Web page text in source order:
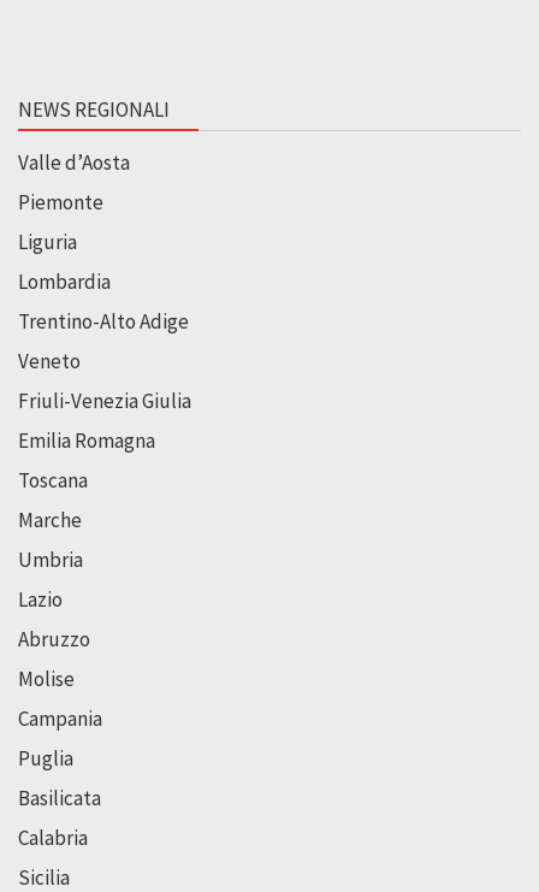
NEWS REGIONALI
Valle d’Aosta
Piemonte
Liguria
Lombardia
Trentino-Alto Adige
Veneto
Friuli-Venezia Giulia
Emilia Romagna
Toscana
Marche
Umbria
Lazio
Abruzzo
Molise
Campania
Puglia
Basilicata
Calabria
Sicilia